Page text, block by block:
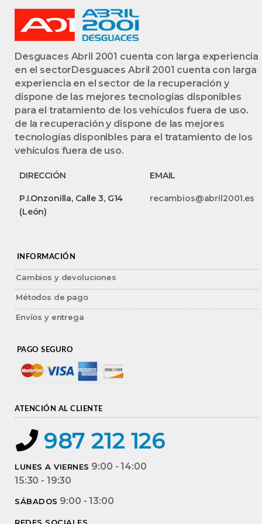
Desguaces Abril 2001 cuenta con larga experiencia
en el sectorDesguaces Abril 2001 cuenta con larga
experiencia en el sector de la recuperación y
dispone de las mejores tecnologías disponibles
para el tratamiento de los vehículos fuera de uso.
de la recuperación y dispone de las mejores
tecnologías disponibles para el tratamiento de los
vehículos fuera de uso.
DIRECCIÓN EMAIL
P.I.Onzonilla, Calle 3, G14
(León)
recambios@abril2001.es
INFORMACIÓN
Cambios y devoluciones
Métodos de pago
Envíos y entrega
PAGO SEGURO
ATENCIÓN AL CLIENTE
987 212 126
LUNES A VIERNES 9:00 - 14:00
15:30 - 19:30
SÁBADOS 9:00 - 13:00